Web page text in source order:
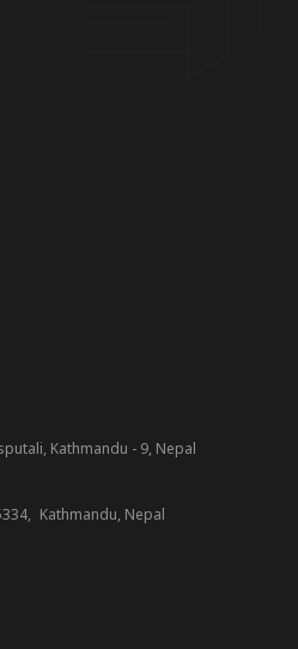
Kathmandu - 9, Nepal
Kathmandu, Nepal